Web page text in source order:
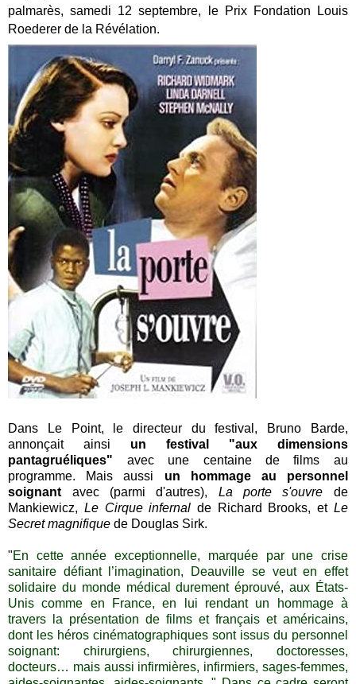
pal­ma­rès, same­di 12 sep­tembre, le Prix Fon­da­tion Louis
Roe­de­rer de la Révé­la­tion.
Dans Le Point, le directeur du festival, Bruno Barde,
annonçait ainsi un festival "aux dimensions
pantagruéliques" avec une centaine de films au
programme. Mais aussi un hommage au personnel
soignant avec (parmi d'autres), La porte s'ouvre de
Mankiewicz, Le Cirque infernal de Richard Brooks, etLe
Secret magnifiquede Douglas Sirk.
"En cette année exceptionnelle, marquée par une crise
sanitaire défiant l’imagination, Deauville se veut en effet
solidaire du monde médical durement éprouvé, aux États-
Unis comme en France, en lui rendant un hommage à
travers la présentation de films et français et américains,
dont les héros cinématographiques sont issus du personnel
soignant: chirurgiens, chirurgiennes, doctoresses,
docteurs… mais aussi infirmières, infirmiers, sages-femmes,